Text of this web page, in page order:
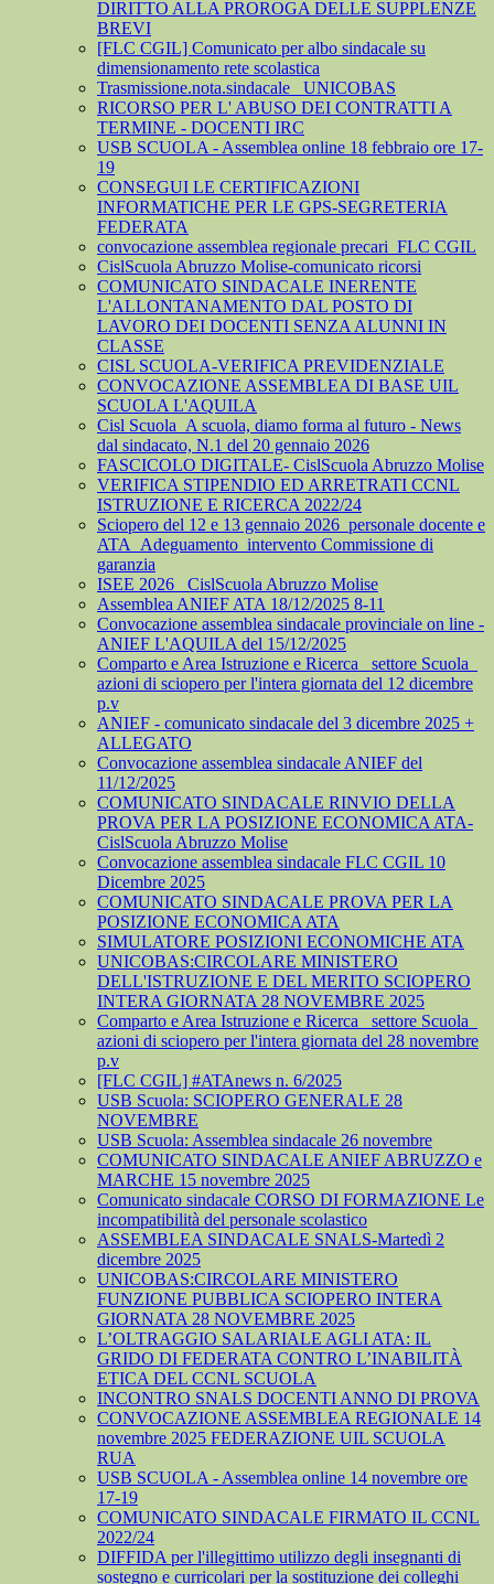
DIRITTO ALLA PROROGA DELLE SUPPLENZE
BREVI
[FLC CGIL] Comunicato per albo sindacale su
dimensionamento rete scolastica
Trasmissione.nota.sindacale _UNICOBAS
RICORSO PER L' ABUSO DEI CONTRATTI A
TERMINE - DOCENTI IRC
USB SCUOLA - Assemblea online 18 febbraio ore 17-
19
CONSEGUI LE CERTIFICAZIONI
INFORMATICHE PER LE GPS-SEGRETERIA
FEDERATA
convocazione assemblea regionale precari_FLC CGIL
CislScuola Abruzzo Molise-comunicato ricorsi
COMUNICATO SINDACALE INERENTE
L'ALLONTANAMENTO DAL POSTO DI
LAVORO DEI DOCENTI SENZA ALUNNI IN
CLASSE
CISL SCUOLA-VERIFICA PREVIDENZIALE
CONVOCAZIONE ASSEMBLEA DI BASE UIL
SCUOLA L'AQUILA
Cisl Scuola_A scuola, diamo forma al futuro - News
dal sindacato, N.1 del 20 gennaio 2026
FASCICOLO DIGITALE- CislScuola Abruzzo Molise
VERIFICA STIPENDIO ED ARRETRATI CCNL
ISTRUZIONE E RICERCA 2022/24
Sciopero del 12 e 13 gennaio 2026_personale docente e
ATA_Adeguamento_intervento Commissione di
garanzia
ISEE 2026_ CislScuola Abruzzo Molise
Assemblea ANIEF ATA 18/12/2025 8-11
Convocazione assemblea sindacale provinciale on line -
ANIEF L'AQUILA del 15/12/2025
Comparto e Area Istruzione e Ricerca_ settore Scuola_
azioni di sciopero per l'intera giornata del 12 dicembre
p.v
ANIEF - comunicato sindacale del 3 dicembre 2025 +
ALLEGATO
Convocazione assemblea sindacale ANIEF del
11/12/2025
COMUNICATO SINDACALE RINVIO DELLA
PROVA PER LA POSIZIONE ECONOMICA ATA-
CislScuola Abruzzo Molise
Convocazione assemblea sindacale FLC CGIL 10
Dicembre 2025
COMUNICATO SINDACALE PROVA PER LA
POSIZIONE ECONOMICA ATA
SIMULATORE POSIZIONI ECONOMICHE ATA
UNICOBAS:CIRCOLARE MINISTERO
DELL'ISTRUZIONE E DEL MERITO SCIOPERO
INTERA GIORNATA 28 NOVEMBRE 2025
Comparto e Area Istruzione e Ricerca_ settore Scuola_
azioni di sciopero per l'intera giornata del 28 novembre
p.v
[FLC CGIL] #ATAnews n. 6/2025
USB Scuola: SCIOPERO GENERALE 28
NOVEMBRE
USB Scuola: Assemblea sindacale 26 novembre
COMUNICATO SINDACALE ANIEF ABRUZZO e
MARCHE 15 novembre 2025
Comunicato sindacale CORSO DI FORMAZIONE Le
incompatibilità del personale scolastico
ASSEMBLEA SINDACALE SNALS-Martedì 2
dicembre 2025
UNICOBAS:CIRCOLARE MINISTERO
FUNZIONE PUBBLICA SCIOPERO INTERA
GIORNATA 28 NOVEMBRE 2025
L’OLTRAGGIO SALARIALE AGLI ATA: IL
GRIDO DI FEDERATA CONTRO L’INABILITÀ
ETICA DEL CCNL SCUOLA
INCONTRO SNALS DOCENTI ANNO DI PROVA
CONVOCAZIONE ASSEMBLEA REGIONALE 14
novembre 2025 FEDERAZIONE UIL SCUOLA
RUA
USB SCUOLA - Assemblea online 14 novembre ore
17-19
COMUNICATO SINDACALE FIRMATO IL CCNL
2022/24
DIFFIDA per l'illegittimo utilizzo degli insegnanti di
sostegno e curricolari per la sostituzione dei colleghi